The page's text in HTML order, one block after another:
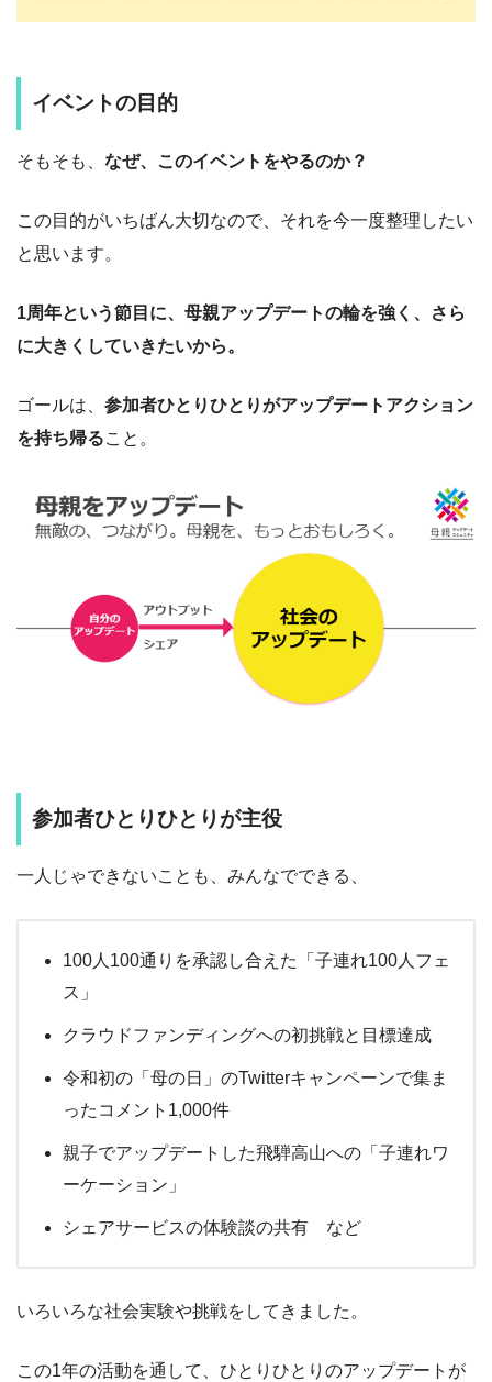
イベントの目的
そもそも、 なぜ、このイベントをやるのか？
この目的がいちばん大切なので、それを今一度整理したい
と思います。
1周年という節目に、母親アップデートの輪を強く、さら
に大きくしていきたいから。
ゴールは、 参加者ひとりひとりがアップデートアクション
を持ち帰ること。
参加者ひとりひとりが主役
一人じゃできないことも、みんなでできる、
100人100通りを承認し合えた「子連れ100人フェ
ス」
クラウドファンディングへの初挑戦と目標達成
令和初の「母の日」のTwitterキャンペーンで集ま
ったコメント1,000件
親子でアップデートした飛騨高山への「子連れワ
ーケーション」
シェアサービスの体験談の共有 など
いろいろな社会実験や挑戦をしてきました。
この1年の活動を通して、ひとりひとりのアップデートが